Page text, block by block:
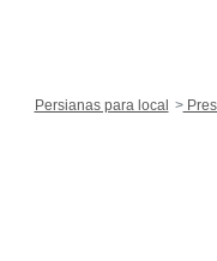
Persianas para local